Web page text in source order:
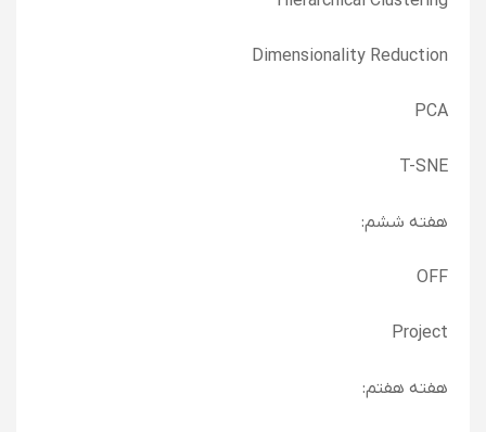
Dimensionality Reduction
PCA
T-SNE
هفته ششم:
OFF
Project
هفته هفتم: